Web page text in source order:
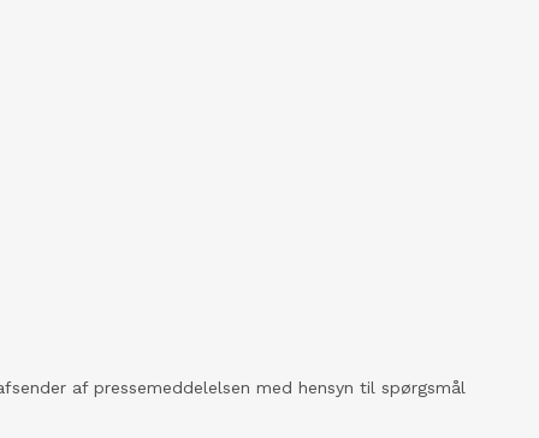
af pressemeddelelsen med hensyn til spørgsmål